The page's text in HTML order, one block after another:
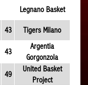
Legnano Basket
43 Tigers Milano
43
Argentia
Gorgonzola
49
United Basket
Project